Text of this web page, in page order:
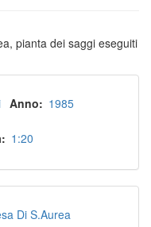
pianta dei saggi eseguiti
Anno 1985
1:20
Di S.Aurea